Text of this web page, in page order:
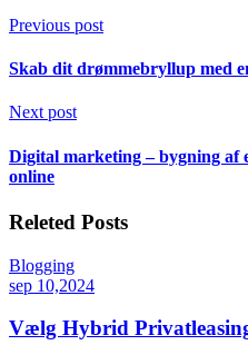
Previous post
Skab dit drømmebryllup med
Next post
Digital marketing – bygning af
online
Releted Posts
Blogging
sep 10,2024
Vælg Hybrid